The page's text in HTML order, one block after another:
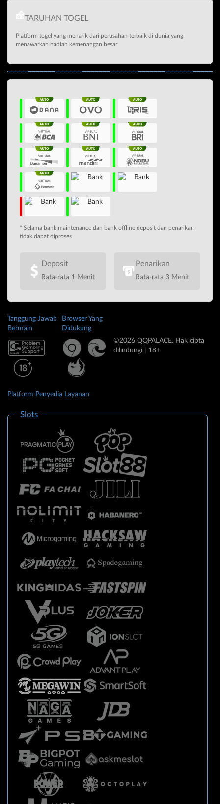
TARUHAN TOGEL
Platform togel yang menarik dari perusahan terbaik di dunia yang
menawarkan hadiah kemenangan besar
* Selama bank maintenance dan bank offline deposit dan penarikan
tidak dapat diproses
Deposit
Rata-rata 1 Menit
Penarikan
Rata-rata 3 Menit
Tanggung Jawab
Bermain
Browser Yang
Didukung
©2026 QQPALACE. Hak cipta
dilindungi | 18+
Platform Penyedia Layanan
Slots